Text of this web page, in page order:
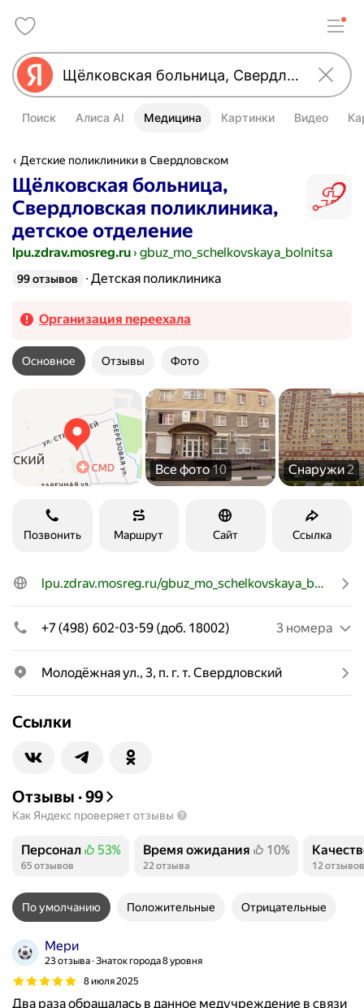
Поиск Алиса AI Медицина Картинки Видео
Детские поликлиники в Свердловском
Щёлковская больница,
Свердловская поликлиника,
детское отделение
lpu.zdrav.mosreg.ru› gbuz_mo_schelkovskaya_bolnitsa
99 отзывов Детская поликлиника
Организация переехала
Основное Отзывы Фото
Все фото10 Снаружи2
Позвонить Маршрут Сайт Ссылка
lpu.zdrav.mosreg.ru/gbuz_mo_schelkovskaya_bolnitsa
+7 (498) 602-03-59 (доб. 18002) 3 номера
Молодёжная ул., 3, п. г. т. Свердловский
Ссылки
Отзывы ·99
Как Яндекс проверяет отзывы
Персонал
Положительных отзывов
53%
65 отзывов
Время ожидания
Положительных отзывов
10%
22 отзыва 12 отзывов
По умолчанию Положительные Отрицательные
Мери
23 отзыва Знаток города 8 уровня
8 июля 2025
Два раза обращалась в данное медучреждение в связи